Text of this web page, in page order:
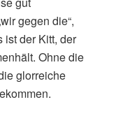
gegen die“,
ist der Kitt, der
Ohne die
glorreiche